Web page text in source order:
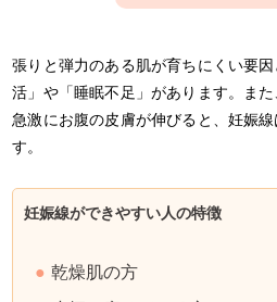
張りと弾力のある肌が育ちにくい要
活」や「睡眠不足」があります。ま
急激にお腹の皮膚が伸びると、妊娠
す。
妊娠線ができやすい人の特徴
乾燥肌の方